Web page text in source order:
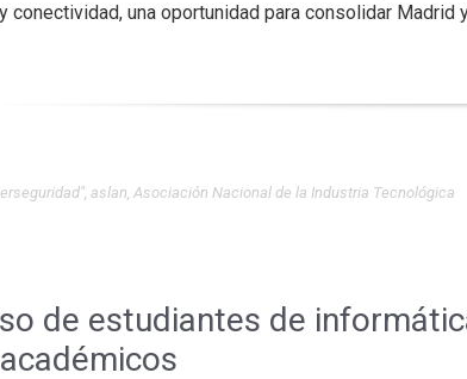
conectividad, una oportunidad para consolidar Madrid
, aslan, Asociación Nacional de la Industria Tecnológica
de estudiantes de